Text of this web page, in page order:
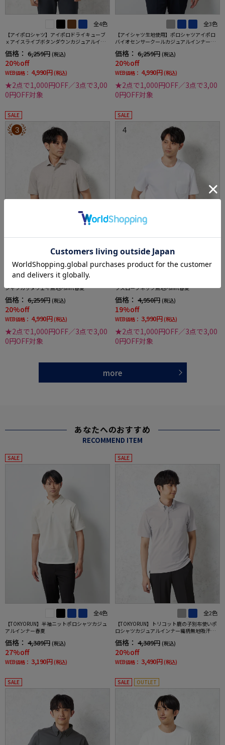
全4色
【アイポロシャツ】アイポロドライキューブ
ｘアイスライブボタンダウンカジュアルイン
ナー吸汗速乾抗菌加工ストレッチ形態安定春
夏
価格： 6,259円 (税込)
20%off
WEB価格： 4,990円 (税込)
★2点で1,000円OFF／3点で3,00
0円OFF対象
全3色
【アイシャツ生地使用】ポロシャツアイポロ
バイオセンサークールカジュアルインナー形
態安定ストレッチ吸汗速乾抗菌加工春夏
価格： 6,259円 (税込)
20%off
WEB価格： 4,990円 (税込)
★2点で1,000円OFF／3点で3,00
0円OFF対象
SALE
3
【吸湿冷感】完全ノーアイロン半袖アイポロ
シャツカッタウェイ無地i-shirt春夏
価格： 6,259円 (税込)
20%off
WEB価格： 4,990円 (税込)
★2点で1,000円OFF／3点で3,00
0円OFF対象
SALE
4
ツスロープネック無地i-shirt春夏
価格： 4,950円 (税込)
19%off
WEB価格： 3,990円 (税込)
★2点で1,000円OFF／3点で3,00
0円OFF対象
more
あなたへのおすすめ
RECOMMEND ITEM
SALE
全4色
【TOKYORUN】半袖ニットポロシャツカジュ
アルインナー春夏
価格： 4,389円 (税込)
27%off
WEB価格： 3,190円 (税込)
SALE
全2色
【TOKYORUN】トリコット鹿の子別布使いポ
ロシャツカジュアルインナー織柄無地吸汗速
乾ニット素材ストレッチ形態安定春夏
価格： 4,389円 (税込)
20%off
WEB価格： 3,490円 (税込)
SALE SALE OUTLET